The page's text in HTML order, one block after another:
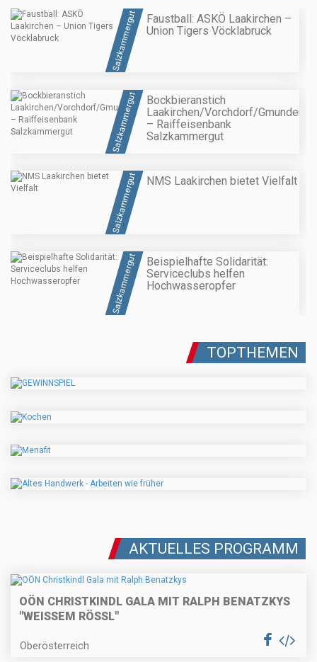
Salzkammergut
Faustball: ASKÖ Laakirchen –
Union Tigers Vöcklabruck
Salzkammergut
Bockbieranstich
Laakirchen/Vorchdorf/Gmunden
– Raiffeisenbank
Salzkammergut
Salzkammergut NMS Laakirchen bietet Vielfalt
Salzkammergut
Beispielhafte Solidarität:
Serviceclubs helfen
Hochwasseropfer
TOPTHEMEN
AKTUELLES PROGRAMM
OÖN CHRISTKINDL GALA MIT RALPH BENATZKYS
"WEISSEM RÖSSL"
Oberösterreich